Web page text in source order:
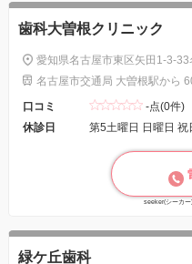
歯科大曽根クリニック
愛知県名古屋市東区矢田1-3-
名古屋市交通局 大曽根駅から
口コミ
-点(0件)
休診日
第5土曜日 日曜日 祝
seeker(シーカ
緑ケ丘歯科